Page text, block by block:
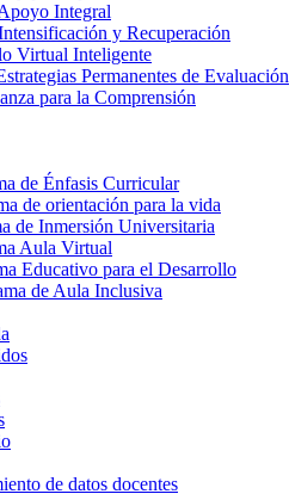
Integral
y Recuperación
Virtual Inteligente
Permanentes de Evaluación
para la Comprensión
de Énfasis Curricular
de orientación para la vida
de Inmersión Universitaria
Aula Virtual
Educativo para el Desarrollo
de Aula Inclusiva
de datos docentes